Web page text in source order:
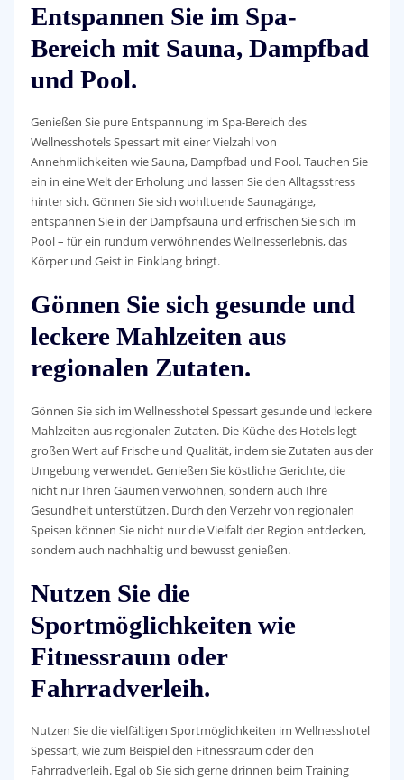
Entspannen Sie im Spa-
Bereich mit Sauna, Dampfbad
und Pool.
Genießen Sie pure Entspannung im Spa-Bereich des
Wellnesshotels Spessart mit einer Vielzahl von
Annehmlichkeiten wie Sauna, Dampfbad und Pool. Tauchen Sie
ein in eine Welt der Erholung und lassen Sie den Alltagsstress
hinter sich. Gönnen Sie sich wohltuende Saunagänge,
entspannen Sie in der Dampfsauna und erfrischen Sie sich im
Pool – für ein rundum verwöhnendes Wellnesserlebnis, das
Körper und Geist in Einklang bringt.
Gönnen Sie sich gesunde und
leckere Mahlzeiten aus
regionalen Zutaten.
Gönnen Sie sich im Wellnesshotel Spessart gesunde und leckere
Mahlzeiten aus regionalen Zutaten. Die Küche des Hotels legt
großen Wert auf Frische und Qualität, indem sie Zutaten aus der
Umgebung verwendet. Genießen Sie köstliche Gerichte, die
nicht nur Ihren Gaumen verwöhnen, sondern auch Ihre
Gesundheit unterstützen. Durch den Verzehr von regionalen
Speisen können Sie nicht nur die Vielfalt der Region entdecken,
sondern auch nachhaltig und bewusst genießen.
Nutzen Sie die
Sportmöglichkeiten wie
Fitnessraum oder
Fahrradverleih.
Nutzen Sie die vielfältigen Sportmöglichkeiten im Wellnesshotel
Spessart, wie zum Beispiel den Fitnessraum oder den
Fahrradverleih. Egal ob Sie sich gerne drinnen beim Training